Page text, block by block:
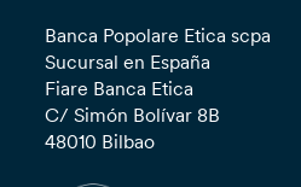
Banca Popolare Etica scpa
Sucursal en España
Fiare Banca Etica
C/ Simón Bolívar 8B
48010 Bilbao